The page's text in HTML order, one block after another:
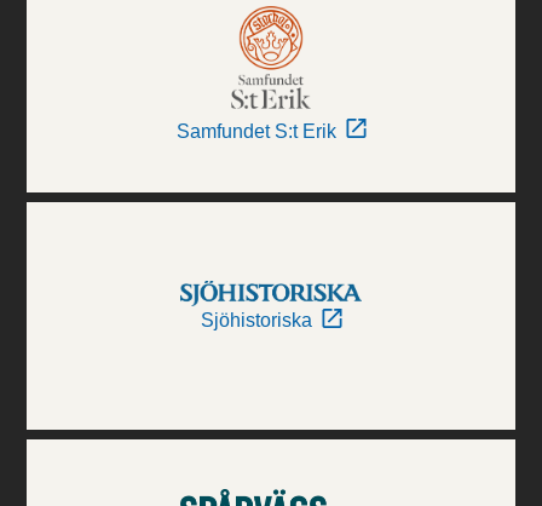
Samfundet S:t Erik
Sjöhistoriska